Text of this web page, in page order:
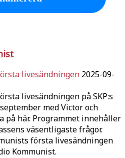
livesändningen 2025-09-
livesändningen på SKP:s
med Victor och
på här. Programmet innehåller
väsentligaste frågor.
första livesändningen
Kommunist.